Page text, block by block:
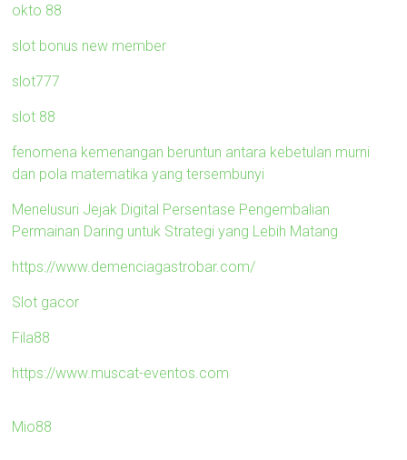
okto 88
slot bonus new member
slot777
slot 88
fenomena kemenangan beruntun antara kebetulan murni
dan pola matematika yang tersembunyi
Menelusuri Jejak Digital Persentase Pengembalian
Permainan Daring untuk Strategi yang Lebih Matang
https://www.demenciagastrobar.com/
Slot gacor
Fila88
https://www.muscat-eventos.com
Mio88